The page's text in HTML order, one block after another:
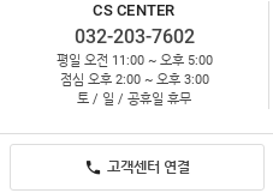
CS CENTER
032-203-7602
평일 오전 11:00 ~ 오후 5:00
점심 오후 2:00 ~ 오후 3:00
토 / 일 / 공휴일 휴무
고객센터 연결